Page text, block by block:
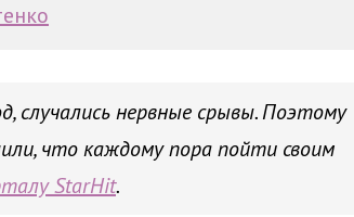
случались нервные срывы. Поэтому
что каждому пора пойти своим
StarHit.